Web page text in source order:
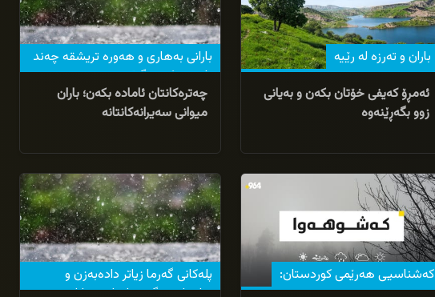
باران و تەرزە لە رێیە
ئەمڕۆ کەیفی خۆتان بکەن و بەیانی
زوو بگەڕێنەوە
بارانی بەهاری و هەورە تریشقە چەند
ناوچەیەک دەگرێتەوە
چەترەکانتان ئامادە بکەن؛ باران
میوانی سەیرانەکانتانە
كه‌شناسیی هه‌رێمی كوردستان:
پلەکانی گەرما زیاتر دادەبەزن و